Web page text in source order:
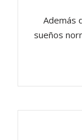
Además
sueños